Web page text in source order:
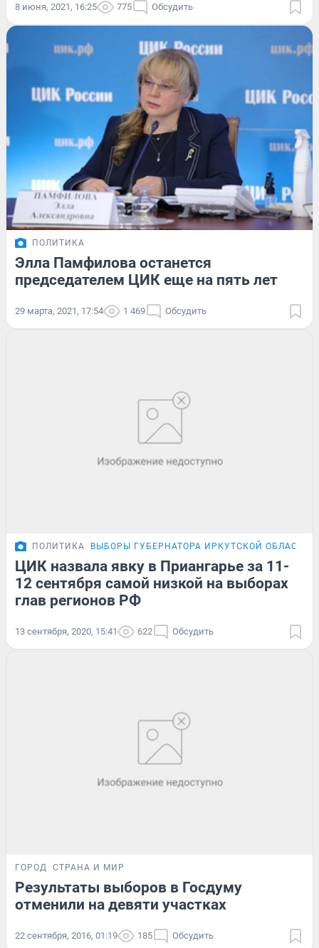
8 июня, 2021, 16:25 775 Обсудить
ПОЛИТИКА
Элла Памфилова останется
председателем ЦИК еще на пять лет
29 марта, 2021, 17:54 1 469 Обсудить
ПОЛИТИКА ВЫБОРЫ ГУБЕРНАТОРА ИРКУТСКОЙ ОБЛАСТИ
ЦИК назвала явку в Приангарье за 11-
12 сентября самой низкой на выборах
глав регионов РФ
13 сентября, 2020, 15:41 622 Обсудить
ГОРОД СТРАНА И МИР
Результаты выборов в Госдуму
отменили на девяти участках
22 сентября, 2016, 01:19 185 Обсудить